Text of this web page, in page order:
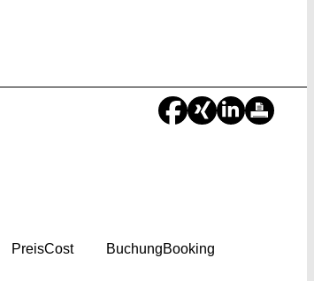
PreisCost BuchungBooking